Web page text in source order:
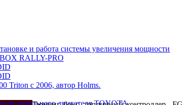
и работа системы увеличения мощности
RALLY-PRO
Triton c 2006, автор Holms.
дизельного двигателя TOYOTA